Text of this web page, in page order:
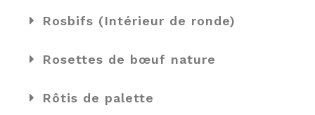
Rosbifs (Intérieur de ronde)
Rosettes de bœuf nature
Rôtis de palette